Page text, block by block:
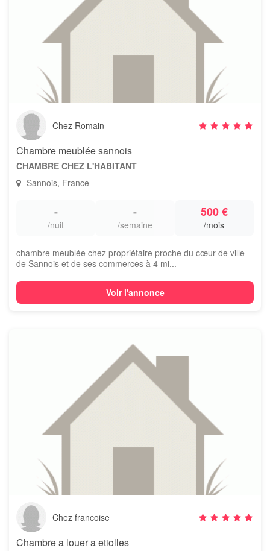
Chez Romain
Chambre meublée sannois
CHAMBRE CHEZ L'HABITANT
Sannois, France
-
/nuit
-
/semaine
500 €
/mois
chambre meublée chez propriétaire proche du cœur de ville
de Sannois et de ses commerces à 4 mi...
Voir l'annonce
Chez francoise
Chambre a louer a etiolles